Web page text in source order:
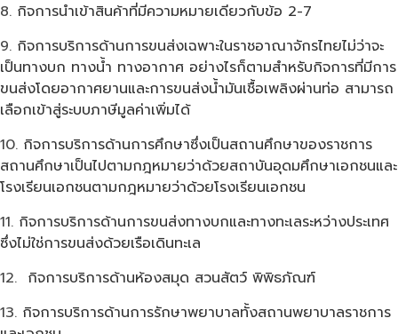
กิจการนำเข้าสินค้าที่มีความหมายเดียวกับข้อ 2-7
กิจการบริการด้านการขนส่งเฉพาะในราชอาณาจักรไทยไม่ว่าจะ
เป็นทางบก ทางน้ำ ทางอากาศ อย่างไรก็ตามสำหรับกิจการที่มีการ
ขนส่งโดยอากาศยานและการขนส่งน้ำมันเชื้อเพลิงผ่านท่อ สามารถ
เลือกเข้าสู่ระบบภาษีมูลค่าเพิ่มได้
กิจการบริการด้านการศึกษาซึ่งเป็นสถานศึกษาของราชการ
สถานศึกษาเป็นไปตามกฎหมายว่าด้วยสถาบันอุดมศึกษาเอกชนและ
โรงเรียนเอกชนตามกฎหมายว่าด้วยโรงเรียนเอกชน
กิจการบริการด้านการขนส่งทางบกและทางทะเลระหว่างประเทศ
ซึ่งไม่ใช่การขนส่งด้วยเรือเดินทะเล
กิจการบริการด้านห้องสมุด สวนสัตว์ พิพิธภัณฑ์
กิจการบริการด้านการรักษาพยาบาลทั้งสถานพยาบาลราชการ